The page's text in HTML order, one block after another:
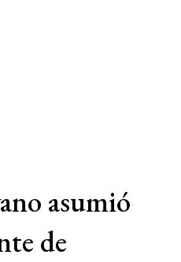
asumió
de